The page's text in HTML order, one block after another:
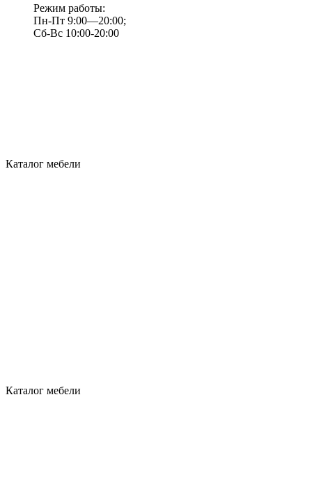
Режим работы:
Пн-Пт 9:00—20:00;
Сб-Вс 10:00-20:00
Каталог мебели
Каталог мебели